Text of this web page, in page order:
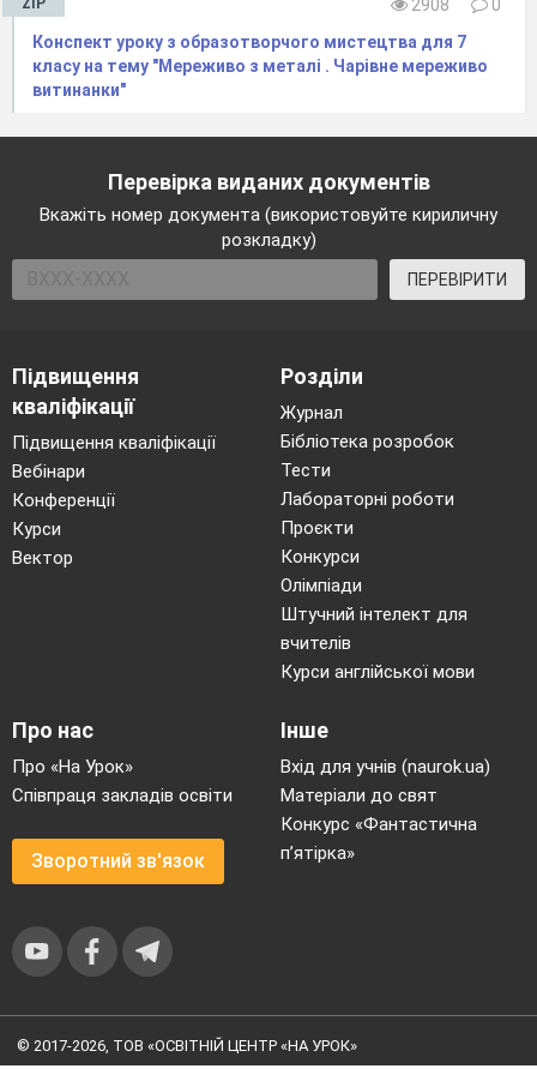
проекту.
Завершення уроку
Перевірка виконання етапів роботи: наявність ескізу
інтер'єру, ескізу предметів. Захист проектів. Завдання на
наступний урок: принести аркуш картону або цупкого
ZIP 2908
0
Конспект уроку з образотворчого мистецтва для 7
класу на тему "Мереживо з металі . Чарівне мереживо
витинанки"
Перевірка виданих документів
Вкажіть номер документа (використовуйте кириличну
розкладку)
ПЕРЕВІРИТИ
Підвищення
кваліфікації
Підвищення кваліфікації
Вебінари
Конференції
Курси
Вектор
Розділи
Журнал
Бібліотека розробок
Тести
Лабораторні роботи
Проєкти
Конкурси
Олімпіади
Штучний інтелект для
вчителів
Курси англійської мови
Про нас
Про «На Урок»
Співпраця закладів освіти
Зворотний зв'язок
Інше
Вхід для учнів (naurok.ua)
Матеріали до свят
Конкурс «Фантастична
п’ятірка»
© 2017-2026, ТОВ «ОСВІТНІЙ ЦЕНТР «НА УРОК»